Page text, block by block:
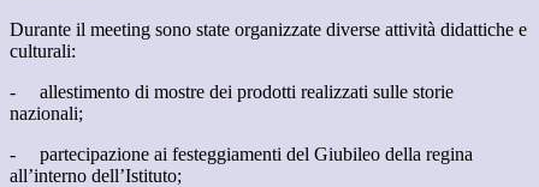
Durante il meeting sono state organizzate diverse attività didattiche e
culturali:
- allestimento di mostre dei prodotti realizzati sulle storie
nazionali;
- partecipazione ai festeggiamenti del Giubileo della regina
all’interno dell’Istituto;